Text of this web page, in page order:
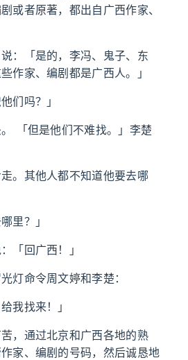
或者原著，都出自广西作家、
：「是的，李冯、鬼子、东
作家、编剧都是广西人。」
们吗？」
「但是他们不难找。」李楚
。其他人都不知道他要去哪
里？」
「回广西！」
灯命令周文婷和李楚：
我找来！」
，通过北京和广西各地的熟
家、编剧的号码，然后诚恳地